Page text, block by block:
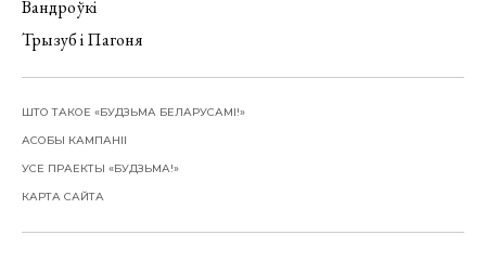
Вандроўкі
Трызуб і Пагоня
ШТО ТАКОЕ «БУДЗЬМА БЕЛАРУСАМІ!»
АСОБЫ КАМПАНІІ
УСЕ ПРАЕКТЫ «БУДЗЬМА!»
КАРТА САЙТА